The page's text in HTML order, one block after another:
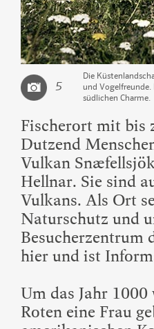
5
Die
und Vogelfreunde.
südlichen Charme.
Fischerort mit bis
Dutzend
Vulkan
Hellnar. Sie sind
Vulkans. Als Ort
Naturschutz und
Besucherzentrum
hier und ist
Um das Jahr
Roten eine Frau